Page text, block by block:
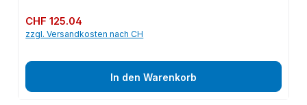
Regulärer Preis:
CHF 125.04
zzgl. Versandkosten nach CH
In den Warenkorb